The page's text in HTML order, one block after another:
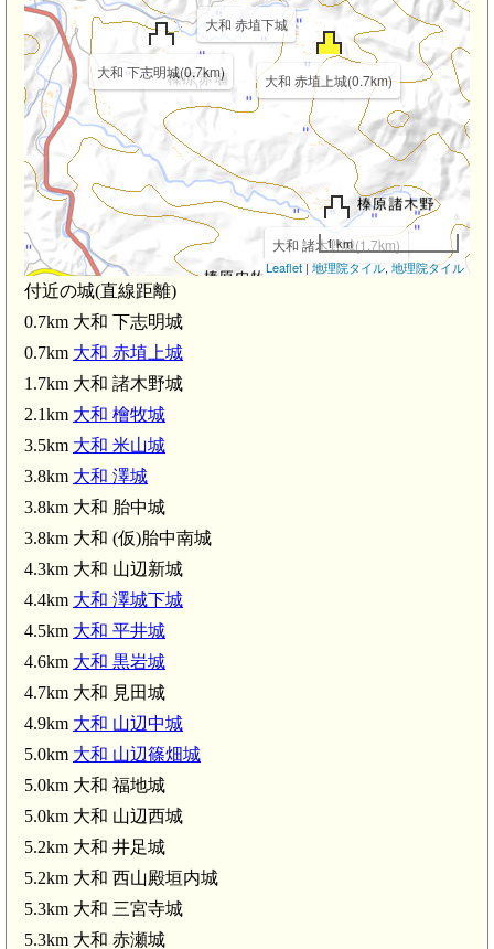
大和 赤埴下城
大和 下志明城(0.7km) 大和 赤埴上城(0.7km)
大和 諸木野城(1.7km)
城(5.5km)
大和 芳野下城(5.7km)
1 km
Leaflet | 地理院タイル, 地理院タイル
付近の城(直線距離)
0.7km 大和 下志明城
0.7km 大和 赤埴上城
1.7km 大和 諸木野城
2.1km 大和 檜牧城
3.5km 大和 米山城
3.8km 大和 澤城
3.8km 大和 胎中城
3.8km 大和 (仮)胎中南城
4.3km 大和 山辺新城
4.4km 大和 澤城下城
4.5km 大和 平井城
4.6km 大和 黒岩城
4.7km 大和 見田城
4.9km 大和 山辺中城
5.0km 大和 山辺篠畑城
5.0km 大和 福地城
5.0km 大和 山辺西城
5.2km 大和 井足城
5.2km 大和 西山殿垣内城
5.3km 大和 三宮寺城
5.3km 大和 赤瀬城